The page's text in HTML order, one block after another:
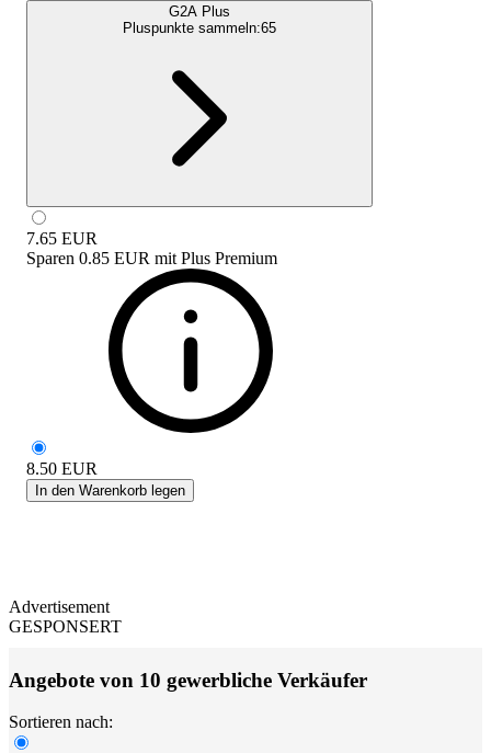
G2A Plus
Pluspunkte sammeln:65
7.65 EUR
Sparen 0.85 EUR mit Plus Premium
8.50 EUR
In den Warenkorb legen
Advertisement
GESPONSERT
Angebote von 10 gewerbliche Verkäufer
Sortieren nach: